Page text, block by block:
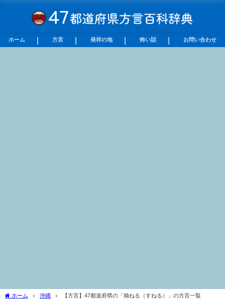
ホーム 方言 発祥の地 怖い話 お問い合わせ
ホーム 沖縄 【方言】47都道府県の「拗ねる（すねる）」の方言一覧